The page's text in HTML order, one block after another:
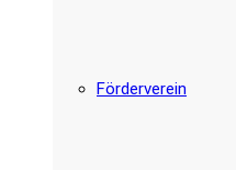
Förderverein